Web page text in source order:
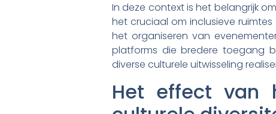
In deze context is het belangrijk
het cruciaal om inclusieve
het organiseren van
platforms die bredere toegang
diverse culturele uitwisseling
Het effect van